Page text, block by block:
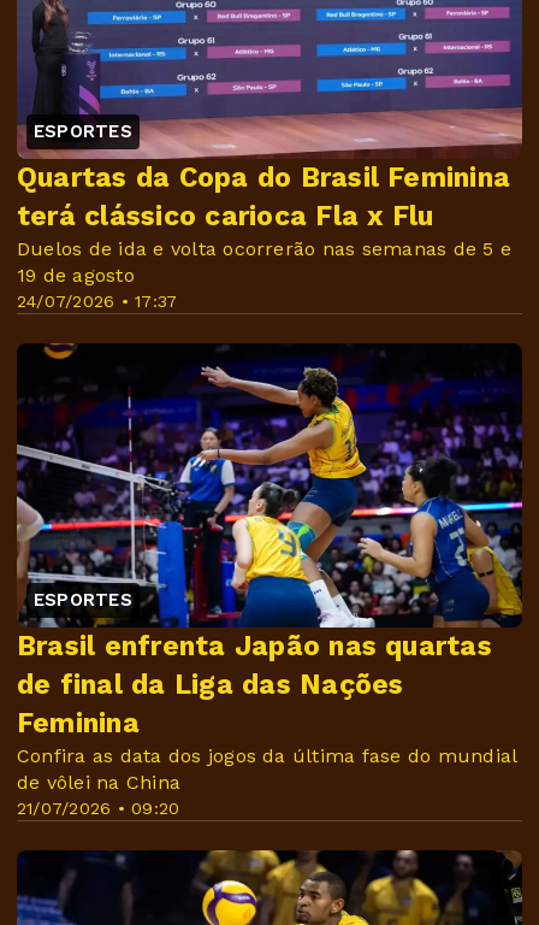
ESPORTES
24/07/2026 • 17:37
Quartas da Copa do Brasil Feminina
terá clássico carioca Fla x Flu
Duelos de ida e volta ocorrerão nas semanas de 5 e
19 de agosto
ESPORTES
21/07/2026 • 09:20
Brasil enfrenta Japão nas quartas
de final da Liga das Nações
Feminina
Confira as data dos jogos da última fase do mundial
de vôlei na China